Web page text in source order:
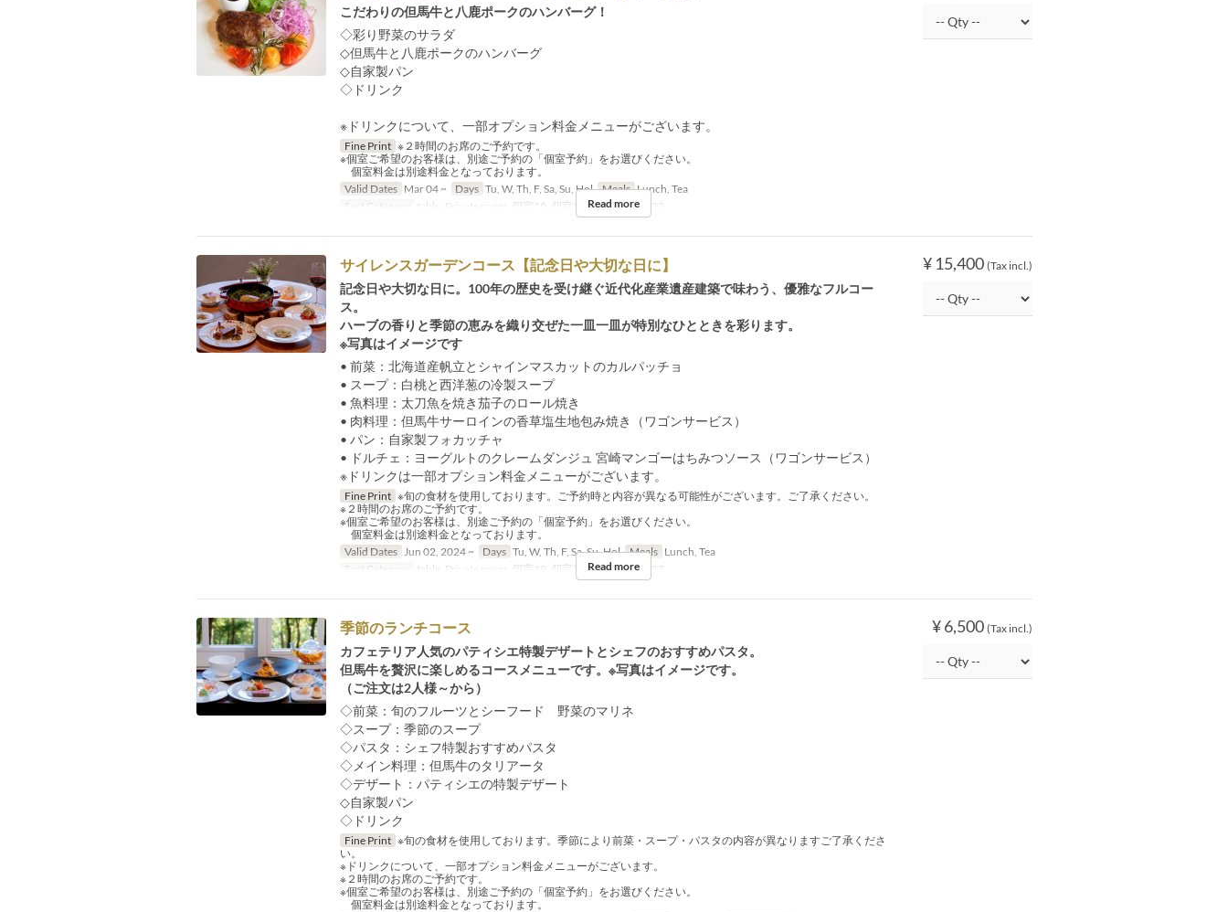
こだわりの但馬牛と八鹿ポークのハンバーグ！
◇彩り野菜のサラダ
◇但馬牛と八鹿ポークのハンバーグ
◇自家製パン
◇ドリンク
※ドリンクについて、一部オプション料金メニューがございます。
Fine Print ※２時間のお席のご予約です。
※個室ご希望のお客様は、別途ご予約の「個室予約」をお選びください。
個室料金は別途料金となっております。
Valid Dates Mar 04 ~ Days Tu, W, Th, F, Sa, Su, Hol Meals Lunch, Tea
Seat Category
table, Private room, 個室19, 個室20, 個室21, 個室22
Read more
¥ 15,400 (Tax incl.)
サイレンスガーデンコース【記念日や大切な日に】
記念日や大切な日に。100年の歴史を受け継ぐ近代化産業遺産建築で味わう、優雅なフルコー
ス。
ハーブの香りと季節の恵みを織り交ぜた一皿一皿が特別なひとときを彩ります。
※写真はイメージです
• 前菜：北海道産帆立とシャインマスカットのカルパッチョ
• スープ：白桃と西洋葱の冷製スープ
• 魚料理：太刀魚を焼き茄子のロール焼き
• 肉料理：但馬牛サーロインの香草塩生地包み焼き（ワゴンサービス）
• パン：自家製フォカッチャ
• ドルチェ：ヨーグルトのクレームダンジュ 宮崎マンゴーはちみつソース（ワゴンサービス）
※ドリンクは一部オプション料金メニューがございます。
Fine Print ※旬の食材を使用しております。ご予約時と内容が異なる可能性がございます。ご了承ください。
※２時間のお席のご予約です。
※個室ご希望のお客様は、別途ご予約の「個室予約」をお選びください。
個室料金は別途料金となっております。
Valid Dates Jun 02, 2024 ~ Days Tu, W, Th, F, Sa, Su, Hol Meals Lunch, Tea
Seat Category
table, Private room, 個室19, 個室20, 個室21, 個室22
Read more
¥ 6,500 (Tax incl.)
季節のランチコース
カフェテリア人気のパティシエ特製デザートとシェフのおすすめパスタ。
但馬牛を贅沢に楽しめるコースメニューです。※写真はイメージです。
（ご注文は2人様～から）
◇前菜：旬のフルーツとシーフード 野菜のマリネ
◇スープ：季節のスープ
◇パスタ：シェフ特製おすすめパスタ
◇メイン料理：但馬牛のタリアータ
◇デザート：パティシエの特製デザート
◇自家製パン
◇ドリンク
Fine Print ※旬の食材を使用しております。季節により前菜・スープ・パスタの内容が異なりますご了承くださ
い。
※ドリンクについて、一部オプション料金メニューがございます。
※２時間のお席のご予約です。
※個室ご希望のお客様は、別途ご予約の「個室予約」をお選びください。
個室料金は別途料金となっております。